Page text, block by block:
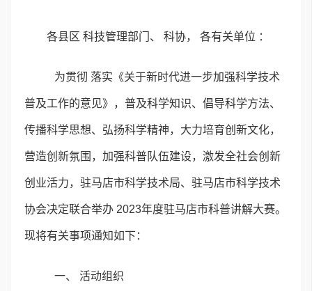
各县区 科技管理部门、 科协， 各有关单位 ：
为贯彻 落实《关于新时代进一步加强科学技术
普及工作的意见》，普及科学知识、倡导科学方法、
传播科学思想、弘扬科学精神，大力培育创新文化，
营造创新氛围，加强科普队伍建设，激发全社会创新
创业活力，驻马店市科学技术局、驻马店市科学技术
协会决定联合举办 2023年度驻马店市科普讲解大赛。
现将有关事项通知如下：
一、 活动组织